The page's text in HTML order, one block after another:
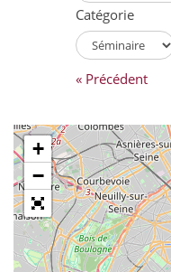
Catégorie
« Précédent
+
−